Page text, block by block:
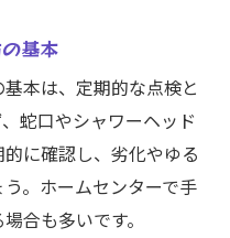
水質を守る方法
な点検チェックリス
く日常の点検方法
の自己診断のすすめ
基本
本は、定期的な点検と
蛇口やシャワーヘッド
に確認し、劣化やゆる
。ホームセンターで手
合も多いです。